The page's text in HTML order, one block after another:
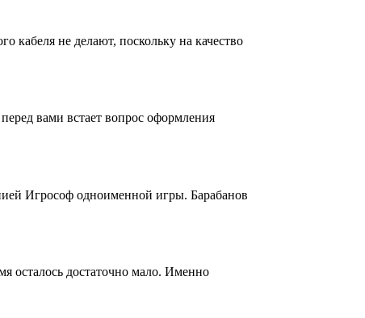
кабеля не делают, поскольку на качество
вами встает вопрос оформления
Игрософ одноименной игры. Барабанов
осталось достаточно мало. Именно